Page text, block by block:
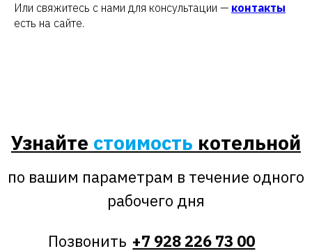
Или свяжитесь с нами для консультации — контакты
есть на сайте.